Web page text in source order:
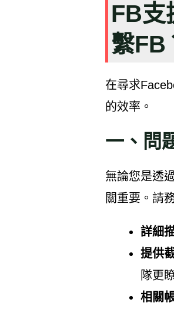
FB支
繫FB
在尋求
的效率。
一、 問
無論您是透
關重要。請
詳細
提供
隊更
相關